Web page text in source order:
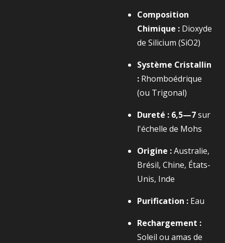
Composition
Chimique : Dioxyde
de Silicium (SiO2​)
Système Cristallin
: Rhomboédrique
(ou Trigonal)
Dureté : 6,5—7sur
l'échelle de Mohs
Origine :Australie,
Brésil, Chine, États-
Unis, Inde
Purification : Eau
Rechargement :
Soleil ou amas de